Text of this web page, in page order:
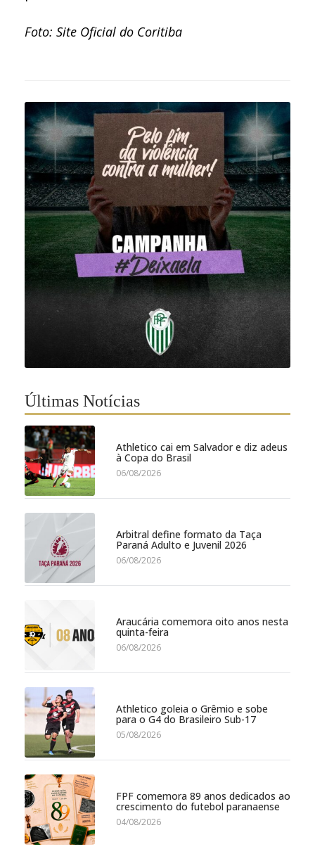
Foto: Site Oficial do Coritiba
Últimas Notícias
Athletico cai em Salvador e diz adeus
à Copa do Brasil
06/08/2026
Arbitral define formato da Taça
Paraná Adulto e Juvenil 2026
06/08/2026
Araucária comemora oito anos nesta
quinta-feira
06/08/2026
Athletico goleia o Grêmio e sobe
para o G4 do Brasileiro Sub-17
05/08/2026
FPF comemora 89 anos dedicados ao
crescimento do futebol paranaense
04/08/2026